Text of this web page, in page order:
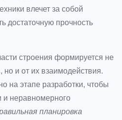
влечет за собой
достаточную прочность
строения формируется не
но и от их взаимодействия.
на этапе разработки, чтобы
и неравномерного
планировка